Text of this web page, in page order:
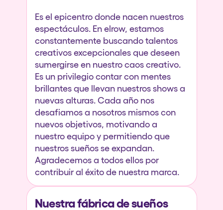
Quienes somos
¿Quieres trabajar con nosotros?
elrow News
Síguenos en tiktok
Síguenos en facebook
Síguenos en instagram
Síguenos en twitter
Síguenos en linkedin
Síguenos en youtube
Política de Privacidad
Política de Cookies
Política de Sostenibilidad
Es el epicentro donde nacen nuestros
espectáculos. En elrow, estamos
constantemente buscando talentos
creativos excepcionales que deseen
sumergirse en nuestro caos creativo.
Es un privilegio contar con mentes
brillantes que llevan nuestros shows a
nuevas alturas. Cada año nos
desafiamos a nosotros mismos con
nuevos objetivos, motivando a
nuestro equipo y permitiendo que
nuestros sueños se expandan.
Agradecemos a todos ellos por
contribuir al éxito de nuestra marca.
Nuestra fábrica de sueños